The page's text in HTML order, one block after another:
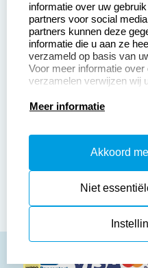
Wederverkoper
worden
Sale
Productinformatie:
Instructiepagina
Safety Sheets
Sitemap
informatie over uw
partners voor social
partners kunnen deze
informatie die u aan ze
verzameld op basis van
Voor meer informatie
verzamelen verwijzen wij
Meer informatie
Akkoord
Niet